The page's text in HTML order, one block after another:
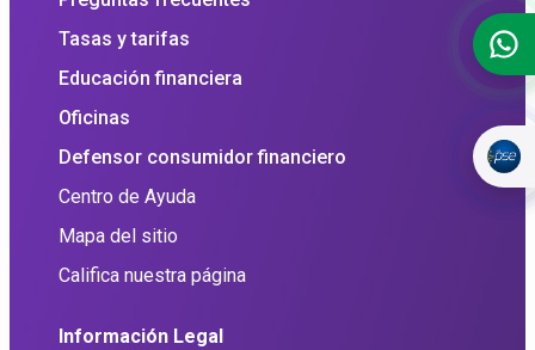
Tasas y tarifas
Educación financiera
Oficinas
Defensor consumidor financiero
Centro de Ayuda
Mapa del sitio
Califica nuestra página
Información Legal